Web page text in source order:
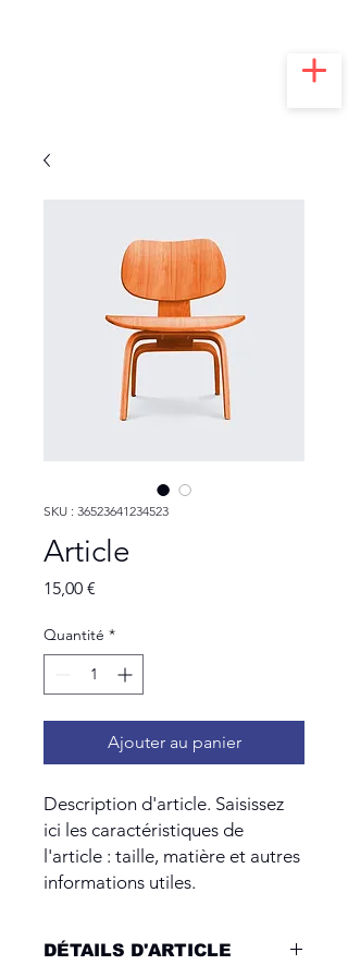
SKU : 36523641234523
Article
15,00 €
Quantité *
Ajouter au panier
Description d'article. Saisissez
ici les caractéristiques de
l'article : taille, matière et autres
informations utiles.
DÉTAILS D'ARTICLE